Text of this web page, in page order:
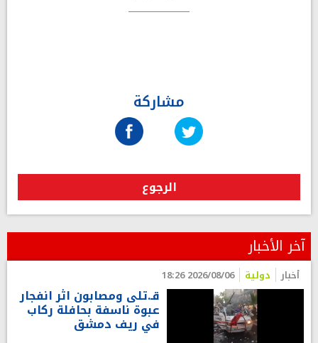
مشاركة
الرجوع
آخر الأخبار
أخبار دولية 2026/08/06 18:26
قـ.تلى ومصابون اثر انفجار
عبوة ناسفة بحافلة ركاب
في ريف دمشق